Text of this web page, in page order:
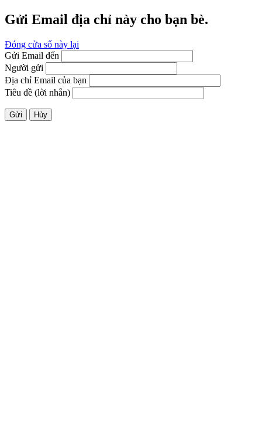
Gửi Email địa chỉ này cho bạn bè.
Đóng cửa sổ này lại
Gửi Email đến
Người gửi
Địa chỉ Email của bạn
Tiêu đề (lời nhắn)
Gửi Hủy